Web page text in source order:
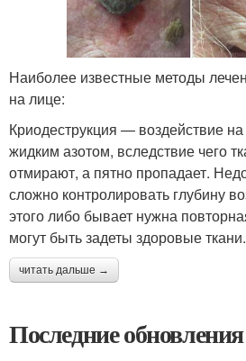
Наиболее известные методы
на лице:
Криодеструкция — воздействие
жидким азотом, вследствие чего
отмирают, а пятно пропадает.
сложно контролировать глубину
этого либо бывает нужна
могут быть задеты здоровые ткани.
читать дальше →
Последние